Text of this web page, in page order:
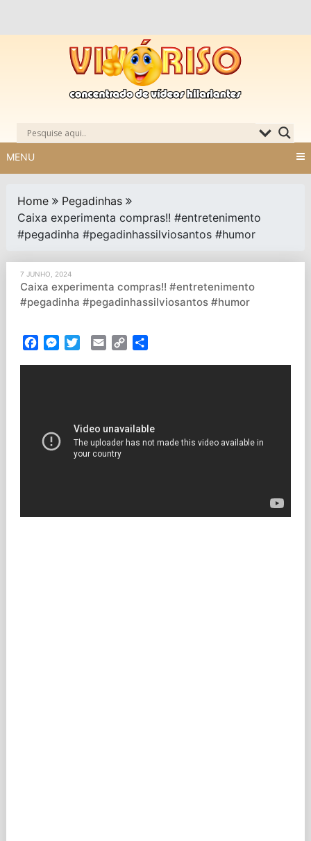
MENU
Home
Pegadinhas
Caixa experimenta compras!! #entretenimento
#pegadinha #pegadinhassilviosantos #humor
7 JUNHO, 2024
Caixa experimenta compras!! #entretenimento
#pegadinha #pegadinhassilviosantos #humor
FacebookMessenger
TwitterEmail Copy